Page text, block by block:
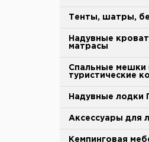
Защита от дождя
Термобелье
Термоноски,
Alpika
BTrace
Totem
Tramp
Аксессуары для
Тенты, шатры,
Туристические
Палатки для
Торговые палатки
Палатки для кухни
Тенты
Надувные
матрасы
Надувные
Спальные мешки
туристические
Спальные мешки
Коврики
Надувные лодки
Аксессуары для
Весла и лопасти
Кемпинговая